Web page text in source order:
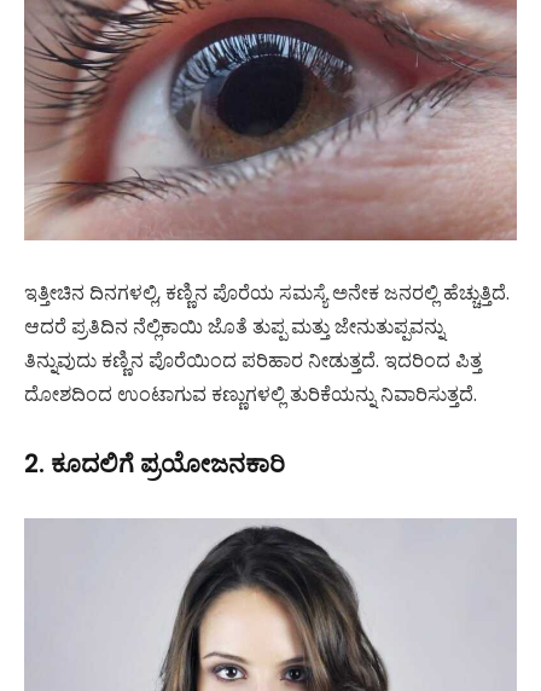
ಇತ್ತೀಚಿನ ದಿನಗಳಲ್ಲಿ, ಕಣ್ಣಿನ ಪೊರೆಯ ಸಮಸ್ಯೆ ಅನೇಕ ಜನರಲ್ಲಿ ಹೆಚ್ಚುತ್ತಿದೆ.
ಆದರೆ ಪ್ರತಿದಿನ ನೆಲ್ಲಿಕಾಯಿ ಜೊತೆ ತುಪ್ಪ ಮತ್ತು ಜೇನುತುಪ್ಪವನ್ನು
ತಿನ್ನುವುದು ಕಣ್ಣಿನ ಪೊರೆಯಿಂದ ಪರಿಹಾರ ನೀಡುತ್ತದೆ. ಇದರಿಂದ ಪಿತ್ತ
ದೋಶದಿಂದ ಉಂಟಾಗುವ ಕಣ್ಣುಗಳಲ್ಲಿ ತುರಿಕೆಯನ್ನು ನಿವಾರಿಸುತ್ತದೆ.
2. ಕೂದಲಿಗೆ ಪ್ರಯೋಜನಕಾರಿ